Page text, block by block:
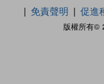
版權所有©
免責聲明
促進